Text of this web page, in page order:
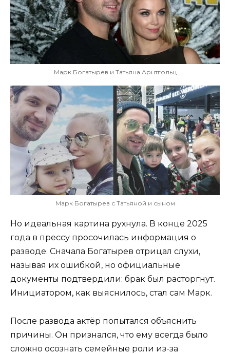
Марк Богатырев и Татьяна Арнтгольц
Марк Богатырев с Татьяной и сыном
Но идеальная картина рухнула. В конце 2025
года в прессу просочилась информация о
разводе. Сначала Богатырев отрицал слухи,
называя их ошибкой, но официальные
документы подтвердили: брак был расторгнут.
Инициатором, как выяснилось, стал сам Марк.
После развода актёр попытался объяснить
причины. Он признался, что ему всегда было
сложно осознать семейные роли из-за